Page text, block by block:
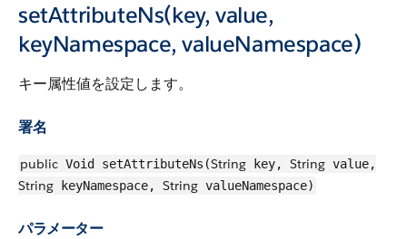
setAttributeNs(key, value,
keyNamespace, valueNamespace)
キー属性値を設定します。
署名
public Void setAttributeNs(String key, String value,
String keyNamespace, String valueNamespace)
パラメーター